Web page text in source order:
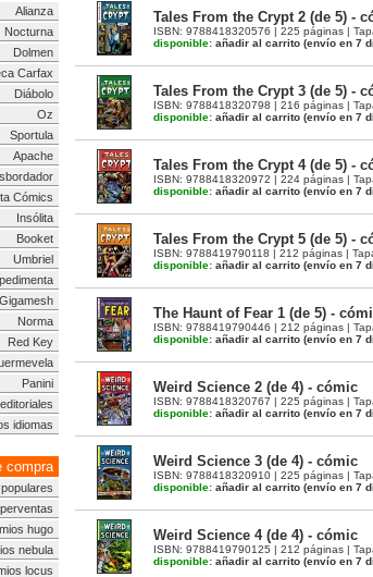
Alianza
Nocturna
Dolmen
Carfax
Diábolo
Oz
Sportula
Apache
Cómics
Insólita
Booket
Umbriel
Gigamesh
Norma
Red Key
Panini
idiomas
compra
hugo
nebula
locus
Tales From the Crypt 2 (de 5) -
ISBN: 9788418320576 | 225 páginas |
disponible: añadir al carrito (envío en 7
Tales From the Crypt 3 (de 5) -
ISBN: 9788418320798 | 216 páginas |
disponible: añadir al carrito (envío en 7
Tales From the Crypt 4 (de 5) -
ISBN: 9788418320972 | 224 páginas |
disponible: añadir al carrito (envío en 7
Tales From the Crypt 5 (de 5) -
ISBN: 9788419790118 | 212 páginas |
disponible: añadir al carrito (envío en 7
The Haunt of Fear 1 (de 5) -
ISBN: 9788419790446 | 212 páginas |
disponible: añadir al carrito (envío en 7
Weird Science 2 (de 4) - cómic
ISBN: 9788418320767 | 225 páginas |
disponible: añadir al carrito (envío en 7
Weird Science 3 (de 4) - cómic
ISBN: 9788418320910 | 225 páginas |
disponible: añadir al carrito (envío en 7
Weird Science 4 (de 4) - cómic
ISBN: 9788419790125 | 212 páginas |
disponible: añadir al carrito (envío en 7